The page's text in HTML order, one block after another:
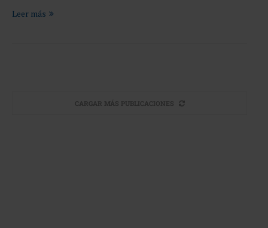
Leer más
CARGAR MÁS PUBLICACIONES